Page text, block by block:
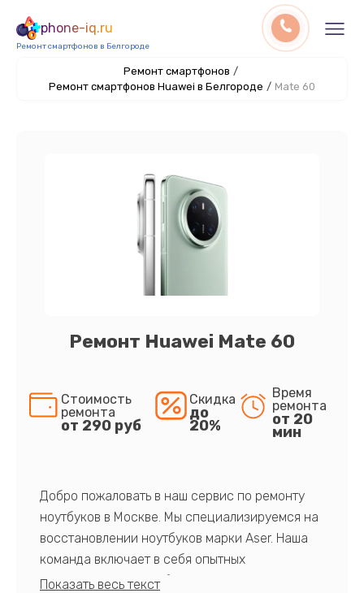
phone-iq.ru
Ремонт смартфонов в Белгороде
Ремонт смартфонов /
Ремонт смартфонов Huawei в Белгороде / Mate 60
Ремонт Huawei Mate 60
Стоимость
ремонта
от 290 руб
Скидка
до
20%
Время
ремонта
от 20
мин
Добро пожаловать в наш сервис по ремонту
ноутбуков в Москве. Мы специализируемся на
восстановлении ноутбуков марки Aser. Наша
команда включает в себя опытных
профессионалов с обширными знаниями и